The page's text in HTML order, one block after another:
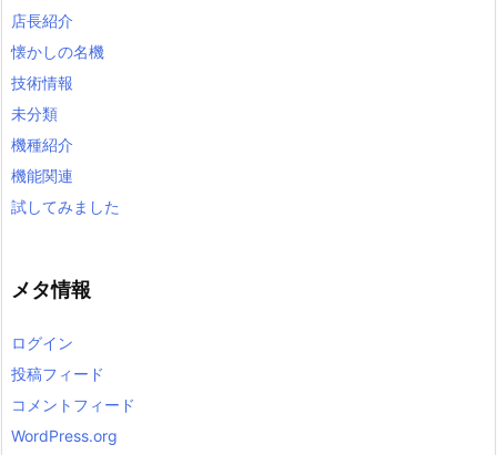
店長紹介
懐かしの名機
技術情報
未分類
機種紹介
機能関連
試してみました
メタ情報
ログイン
投稿フィード
コメントフィード
WordPress.org